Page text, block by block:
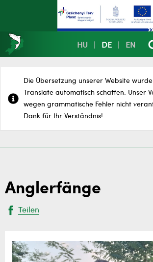
HU DE EN
Die Übersetzung unserer Website
Translate automatisch schaffen. Unser
wegen grammatische Fehler nicht
Dank für Ihr Verständnis!
Anglerfänge
Teilen